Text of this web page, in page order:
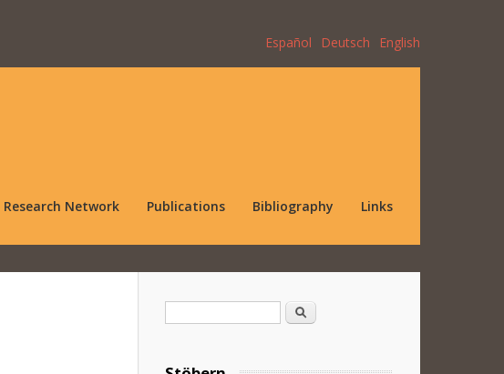
Español Deutsch English
Research Network Publications Bibliography Links
Search